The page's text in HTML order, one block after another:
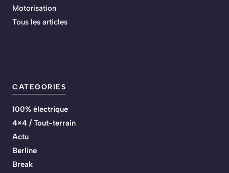
Motorisation
Tous les articles
CATEGORIES
100% électrique
4×4 / Tout-terrain
Actu
Berline
Break